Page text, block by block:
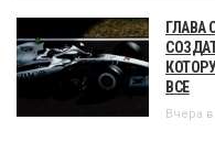
ГЛАВА
ВСЕ
Вчера в